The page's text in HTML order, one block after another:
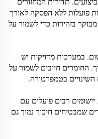
פועלות ללא הפסקה לאורך
בזהירות כדי לשמור על
במערכות מדויקות יש
החומרים חייבים לשמור על
השינויים בטמפרטורה.
רבים פועלים עם
שמבטיחים חיכוך נמוך גם